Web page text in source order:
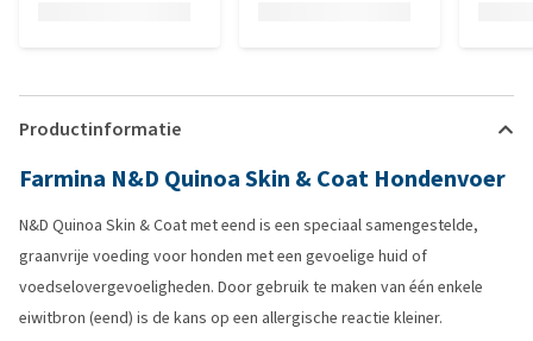
Productinformatie
Farmina N&D Quinoa Skin & Coat Hondenvoer
N&D Quinoa Skin & Coat met eend is een speciaal samengestelde,
graanvrije voeding voor honden met een gevoelige huid of
voedselovergevoeligheden. Door gebruik te maken van één enkele
eiwitbron (eend) is de kans op een allergische reactie kleiner.